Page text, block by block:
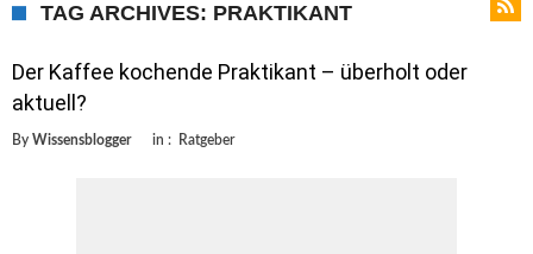
TAG ARCHIVES: PRAKTIKANT
Der Kaffee kochende Praktikant – überholt oder
aktuell?
By Wissensblogger in : Ratgeber